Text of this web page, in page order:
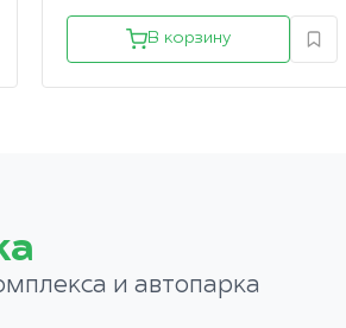
В корзину
и автопарка